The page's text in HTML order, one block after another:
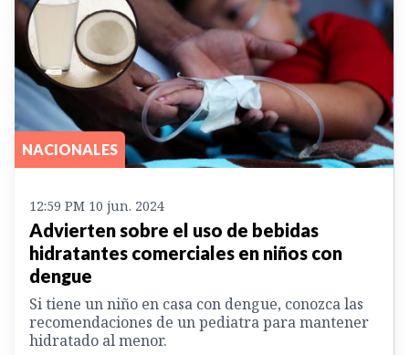
NACIONALES
12:59 PM 10 jun. 2024
Advierten sobre el uso de bebidas
hidratantes comerciales en niños con
dengue
Si tiene un niño en casa con dengue, conozca las
recomendaciones de un pediatra para mantener
hidratado al menor.